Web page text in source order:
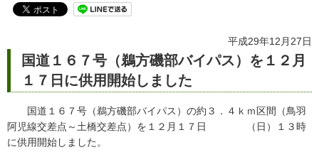
平成29年12月27日
国道１６７号（鵜方磯部バイパス）を１２月
１７日に供用開始しました
国道１６７号（鵜方磯部バイパス）の約３．４ｋｍ区間（鳥羽
阿児線交差点～土橋交差点）を１２月１７日 （日）１３時
に供用開始しました。